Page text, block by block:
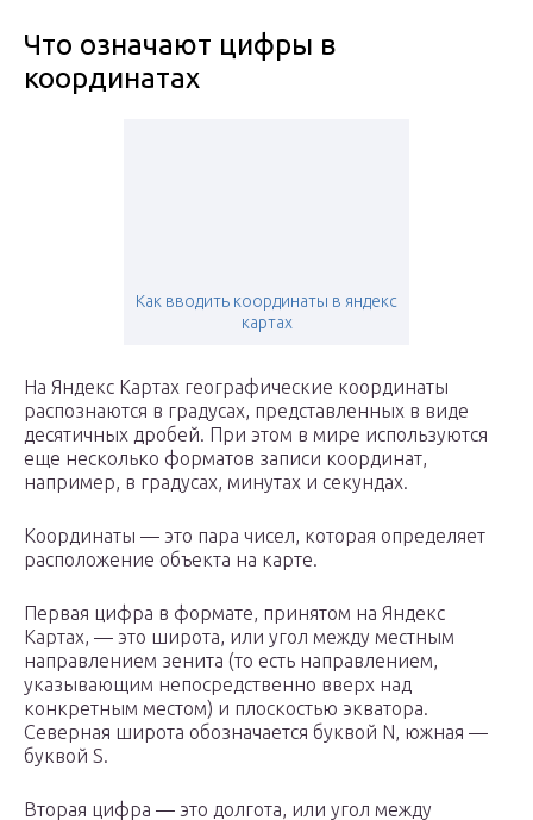
Что означают цифры в
координатах
Как вводить координаты в яндекс
картах
На Яндекс Картах географические координаты
распознаются в градусах, представленных в виде
десятичных дробей. При этом в мире используются
еще несколько форматов записи координат,
например, в градусах, минутах и секундах.
Координаты — это пара чисел, которая определяет
расположение объекта на карте.
Первая цифра в формате, принятом на Яндекс
Картах, — это широта, или угол между местным
направлением зенита (то есть направлением,
указывающим непосредственно вверх над
конкретным местом) и плоскостью экватора.
Северная широта обозначается буквой N, южная —
буквой S.
Вторая цифра — это долгота, или угол между